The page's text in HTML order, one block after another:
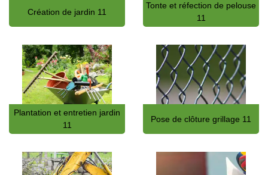
Création de jardin 11
Tonte et réfection de pelouse
11
Plantation et entretien jardin
11
Pose de clôture grillage 11